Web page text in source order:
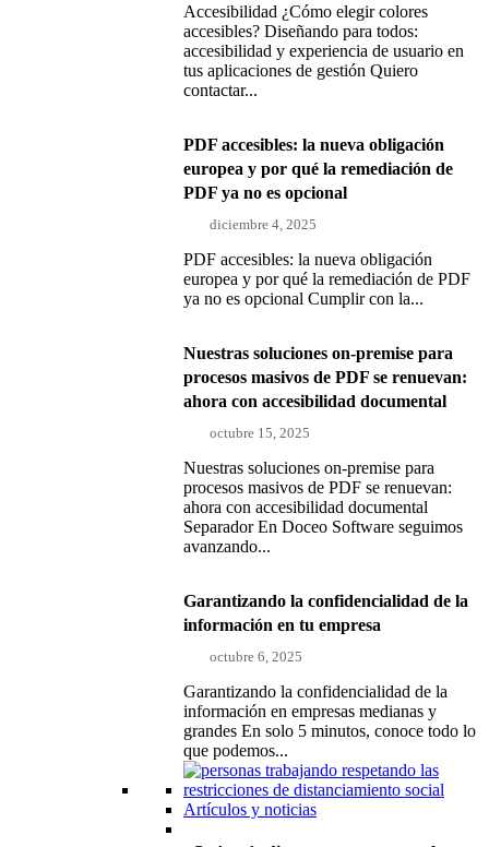
Accesibilidad ¿Cómo elegir colores
accesibles? Diseñando para todos:
accesibilidad y experiencia de usuario en
tus aplicaciones de gestión Quiero
contactar...
PDF accesibles: la nueva obligación
europea y por qué la remediación de
PDF ya no es opcional
diciembre 4, 2025
PDF accesibles: la nueva obligación
europea y por qué la remediación de PDF
ya no es opcional Cumplir con la...
Nuestras soluciones on-premise para
procesos masivos de PDF se renuevan:
ahora con accesibilidad documental
octubre 15, 2025
Nuestras soluciones on-premise para
procesos masivos de PDF se renuevan:
ahora con accesibilidad documental
Separador En Doceo Software seguimos
avanzando...
Garantizando la confidencialidad de la
información en tu empresa
octubre 6, 2025
Garantizando la confidencialidad de la
información en empresas medianas y
grandes En solo 5 minutos, conoce todo lo
que podemos...
Artículos y noticias